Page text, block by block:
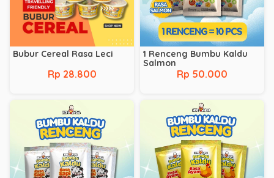
Bubur Cereal Rasa Leci
Rp 28.800
1 Renceng Bumbu Kaldu
Salmon
Rp 50.000